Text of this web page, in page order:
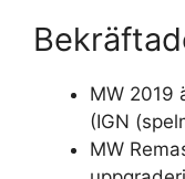
MW 2019
(IGN
MW